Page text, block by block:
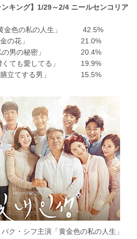
ンキング】1/29～2/4 ニールセンコリア
黄金色の私の人生」 42.5%
「お金の花」 21.0%
私の男の秘密」 20.4%
憎くても愛してる」 19.9%
お膳立てする男」 15.5%
ク・シフ主演「黄金色の私の人生」